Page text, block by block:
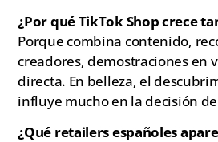
¿Por qué TikTok Shop crece
Porque combina contenido,
creadores, demostraciones en
directa. En belleza, el
influye mucho en la decisión
¿Qué retailers españoles